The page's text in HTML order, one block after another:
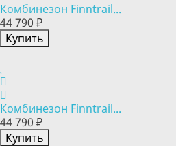
Комбинезон Finntrail...
44 790 ₽
Купить
Комбинезон Finntrail...
44 790 ₽
Купить